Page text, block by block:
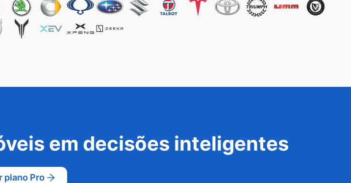
em decisões inteligentes
plano Pro